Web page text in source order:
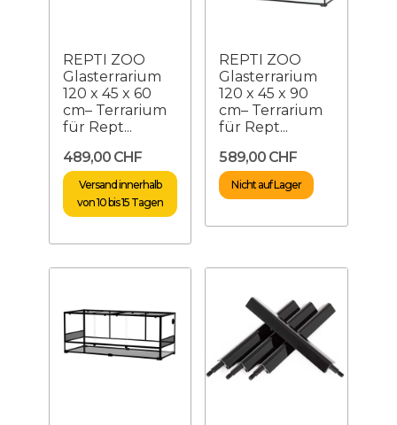
REPTI ZOO
Glasterrarium
120 x 45 x 60
cm– Terrarium
für Rept...
489,00 CHF
Versand innerhalb
von 10 bis 15 Tagen
REPTI ZOO
Glasterrarium
120 x 45 x 90
cm– Terrarium
für Rept...
589,00 CHF
Nicht auf Lager